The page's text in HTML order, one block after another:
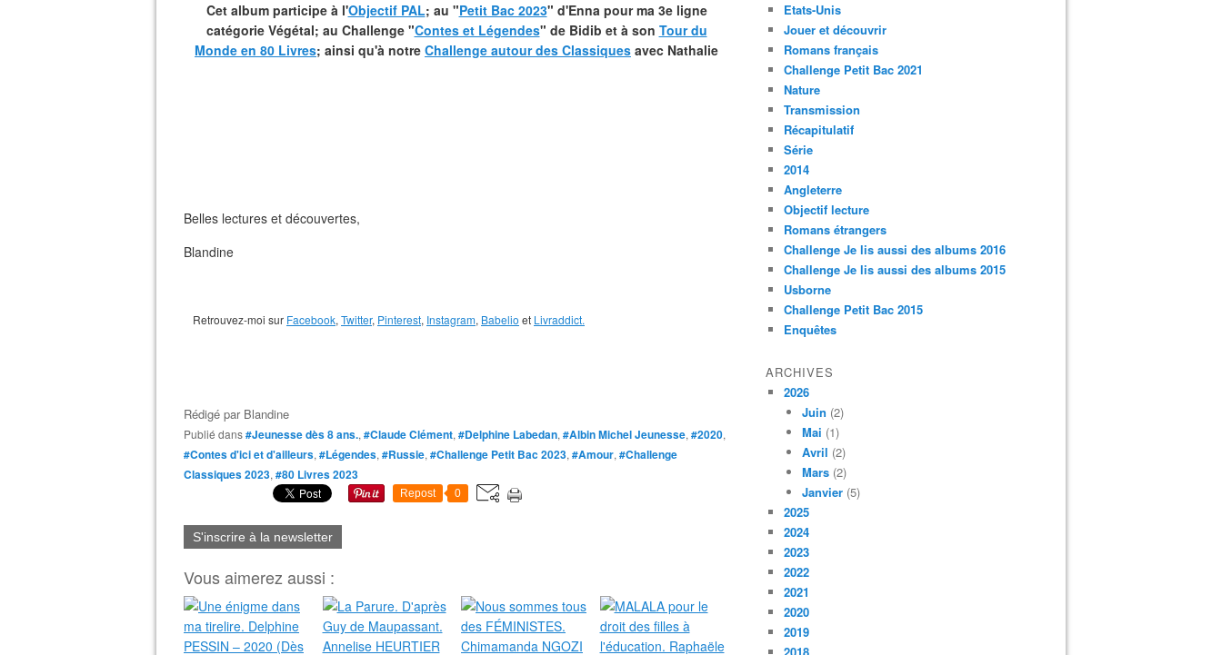
Cet album participe à l'Objectif PAL; au "Petit Bac 2023" d'Enna pour ma 3e ligne
catégorie Végétal; au Challenge "Contes et Légendes" de Bidib et à son Tour du
Monde en 80 Livres; ainsi qu'à notre Challenge autour des Classiques avec Nathalie
Belles lectures et découvertes,
Blandine
Retrouvez-moi sur Facebook, Twitter, Pinterest, Instagram, Babelio et Livraddict.
Rédigé par Blandine
Publié dans#Jeunesse dès 8 ans., #Claude Clément, #Delphine Labedan, #Albin Michel Jeunesse, #2020,
#Contes d'ici et d'ailleurs, #Légendes, #Russie, #Challenge Petit Bac 2023, #Amour, #Challenge
Classiques 2023, #80 Livres 2023
Repost 0
S'inscrire à la newsletter
Vous aimerez aussi :
Etats-Unis
Jouer et découvrir
Romans français
Challenge Petit Bac 2021
Nature
Transmission
Récapitulatif
Série
2014
Angleterre
Objectif lecture
Romans étrangers
Challenge Je lis aussi des albums 2016
Challenge Je lis aussi des albums 2015
Usborne
Challenge Petit Bac 2015
Enquêtes
ARCHIVES
2026
Juin (2)
Mai (1)
Avril (2)
Mars (2)
Janvier (5)
2025
2024
2023
2022
2021
2020
2019